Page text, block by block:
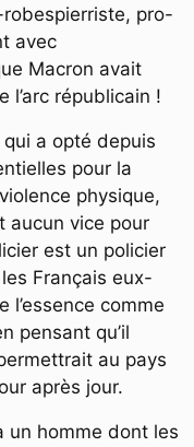
pro-
avec
Macron avait
l’arc républicain !
a opté depuis
pour la
physique,
aucun vice pour
est un policier
Français eux-
l’essence comme
pensant qu’il
au pays
après jour.
un homme dont les